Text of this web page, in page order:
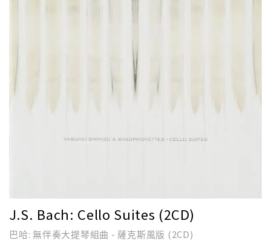
J.S. Bach: Cello Suites (2CD)
巴哈: 無伴奏大提琴組曲 - 薩克斯風版 (2CD)